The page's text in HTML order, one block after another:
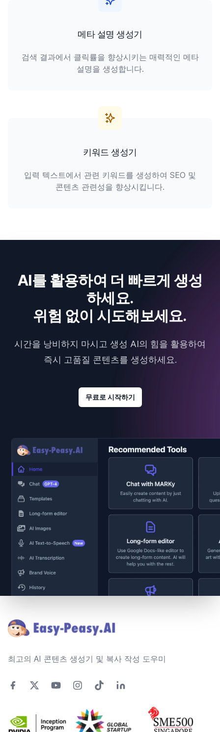
메타 설명 생성기
검색 결과에서 클릭률을 향상시키는 매력적인 메타
설명을 생성합니다.
키워드 생성기
입력 텍스트에서 관련 키워드를 생성하여 SEO 및
콘텐츠 관련성을 향상시킵니다.
AI를 활용하여 더 빠르게 생성
하세요.
위험 없이 시도해보세요.
시간을 낭비하지 마시고 생성 AI의 힘을 활용하여
즉시 고품질 콘텐츠를 생성하세요.
무료로 시작하기
최고의 AI 콘텐츠 생성기 및 복사 작성 도우미